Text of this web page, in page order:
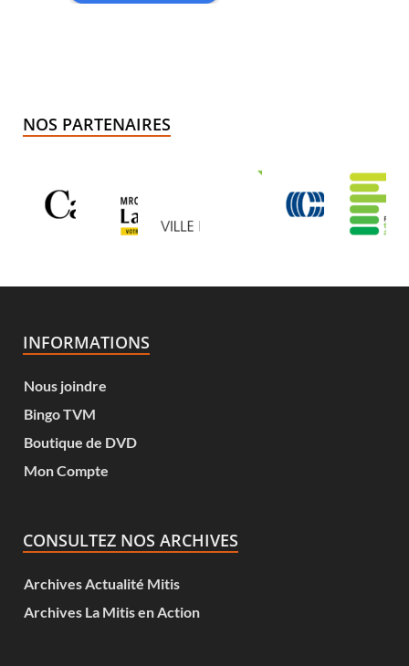
NOS PARTENAIRES
INFORMATIONS
Nous joindre
Bingo TVM
Boutique de DVD
Mon Compte
CONSULTEZ NOS ARCHIVES
Archives Actualité Mitis
Archives La Mitis en Action